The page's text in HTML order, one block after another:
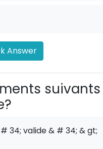
Answer
suivants
34; valide & # 34; & gt;